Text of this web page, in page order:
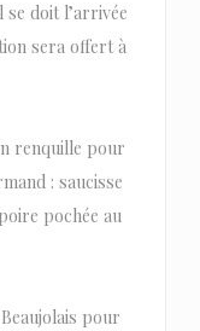
doit l’arrivée
sera offert à
renquille pour
: saucisse
pochée au
pour